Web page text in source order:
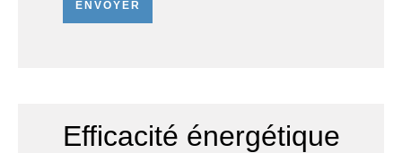
ENVOYER
Efficacité énergétique